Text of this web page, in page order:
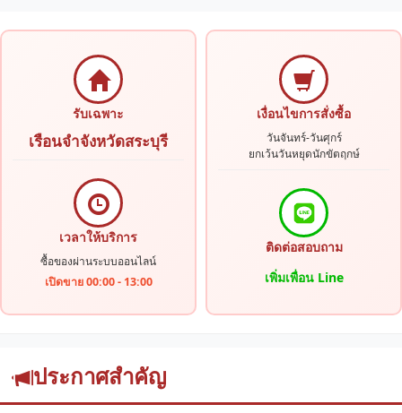
รับเฉพาะ
เรือนจำจังหวัดสระบุรี
เวลาให้บริการ
ซื้อของผ่านระบบออนไลน์
เปิดขาย 00:00 - 13:00
เงื่อนไขการสั่งซื้อ
วันจันทร์-วันศุกร์
ยกเว้นวันหยุดนักขัตฤกษ์
ติดต่อสอบถาม
เพิ่มเพื่อน Line
ประกาศสำคัญ